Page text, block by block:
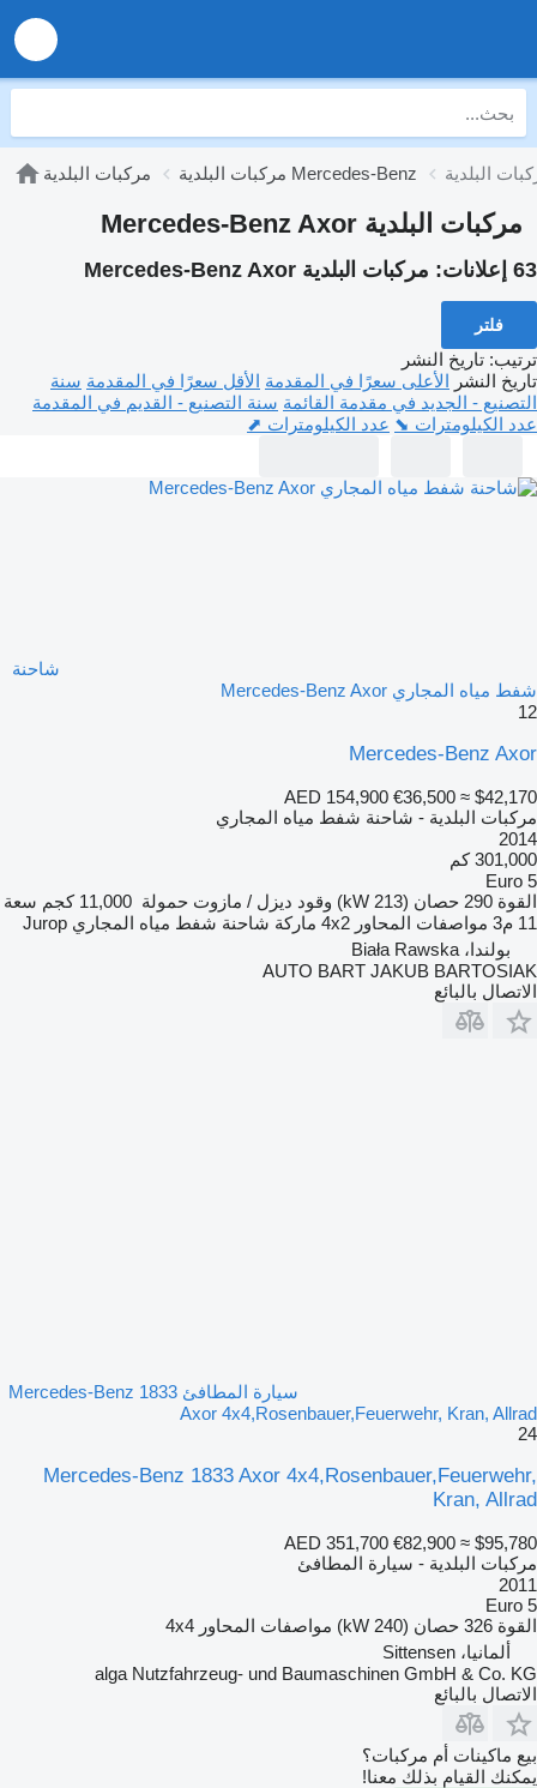
مركبات البلدية مركبات البلدية Mercedes-Benz
مركبات البلدية Mercedes-Benz Axor
63 إعلانات: مركبات البلدية Mercedes-Benz Axor
فلتر
ترتيب: تاريخ النشر
تاريخ النشر الأعلى سعرًا في المقدمة الأقل سعرًا في المقدمة سنة
التصنيع - الجديد في مقدمة القائمة سنة التصنيع - القديم في المقدمة
عدد الكيلومترات ⬊ عدد الكيلومترات ⬈
شاحنة
شفط مياه المجاري Mercedes-Benz Axor
12
Mercedes-Benz Axor
AED 154,900 €36,500 ≈ $42,170
مركبات البلدية - شاحنة شفط مياه المجاري
2014
301,000 كم
Euro 5
القوة 290 حصان (213 kW) وقود ديزل / مازوت حمولة 11,000 كجم
سعة
11 م3
مواصفات المحاور 4x2 ماركة شاحنة شفط مياه المجاري Jurop
بولندا، Biała Rawska
AUTO BART JAKUB BARTOSIAK
الاتصال بالبائع
سيارة المطافئ Mercedes-Benz 1833
Axor 4x4,Rosenbauer,Feuerwehr, Kran, Allrad
24
Mercedes-Benz 1833 Axor 4x4,Rosenbauer,Feuerwehr,
Kran, Allrad
AED 351,700 €82,900 ≈ $95,780
مركبات البلدية - سيارة المطافئ
2011
Euro 5
القوة 326 حصان (240 kW) مواصفات المحاور 4x4
ألمانيا، Sittensen
alga Nutzfahrzeug- und Baumaschinen GmbH & Co. KG
الاتصال بالبائع
بيع ماكينات أم مركبات؟
يمكنك القيام بذلك معنا!